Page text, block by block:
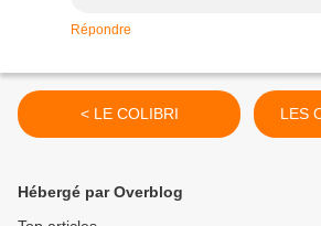
Répondre
< LE COLIBRI
Hébergé par Overblog